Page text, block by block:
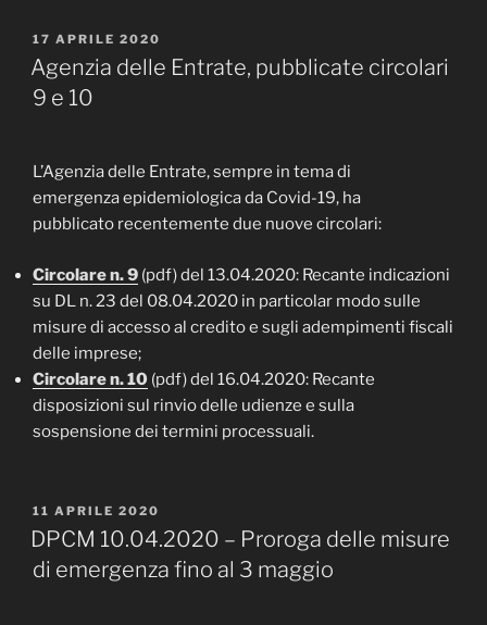
PUBBLICATO
IL
17 APRILE 2020
Agenzia delle Entrate, pubblicate circolari
9 e 10
L’Agenzia delle Entrate, sempre in tema di
emergenza epidemiologica da Covid-19, ha
pubblicato recentemente due nuove circolari:
Circolare n. 9 (pdf) del 13.04.2020: Recante indicazioni
su DL n. 23 del 08.04.2020 in particolar modo sulle
misure di accesso al credito e sugli adempimenti fiscali
delle imprese;
Circolare n. 10 (pdf) del 16.04.2020: Recante
disposizioni sul rinvio delle udienze e sulla
sospensione dei termini processuali.
PUBBLICATO
IL
11 APRILE 2020
DPCM 10.04.2020 – Proroga delle misure
di emergenza fino al 3 maggio